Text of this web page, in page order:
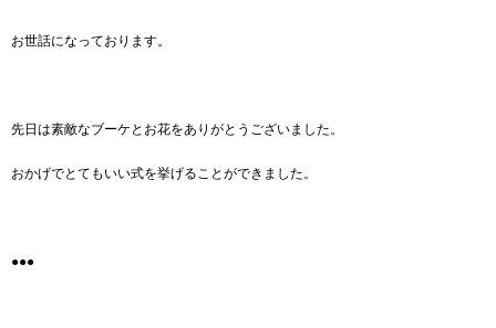
お世話になっております。
先日は素敵なブーケとお花をありがとうございました。
おかげでとてもいい式を挙げることができました。
●●●